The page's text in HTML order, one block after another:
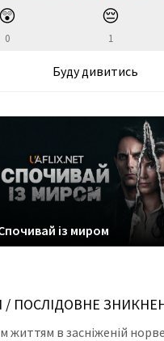
😲
0
😔
1
Буду дивитись
із миром
ПОСЛІДОВНЕ
життям в засніженій